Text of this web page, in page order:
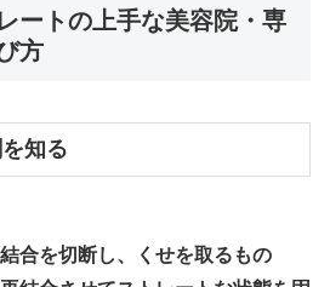
ートの上手な美容院・専
方
知る
合を切断し、くせを取るもの